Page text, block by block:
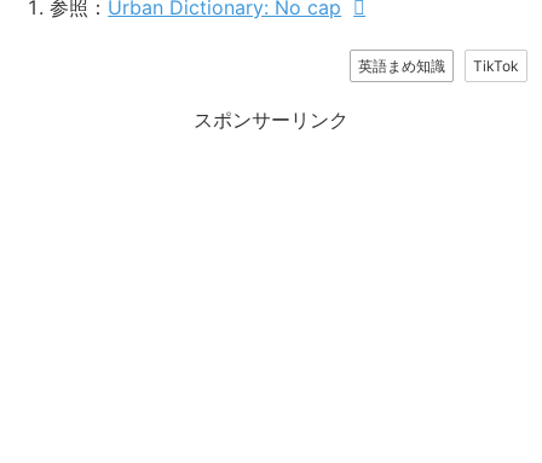
参照： Urban Dictionary: No cap
英語まめ知識 TikTok
スポンサーリンク